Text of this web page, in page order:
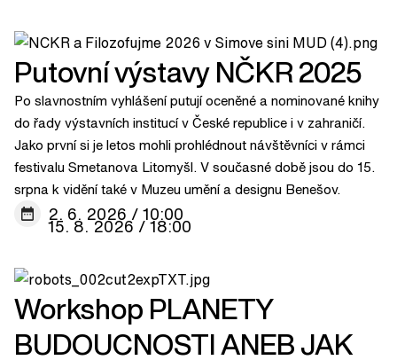
Putovní výstavy NČKR 2025
Po slavnostním vyhlášení putují oceněné a nominované knihy
do řady výstavních institucí v České republice i v zahraničí.
Jako první si je letos mohli prohlédnout návštěvníci v rámci
festivalu Smetanova Litomyšl. V současné době jsou do 15.
srpna k vidění také v Muzeu umění a designu Benešov.
2. 6. 2026 / 10:00
15. 8. 2026 / 18:00
Workshop PLANETY
BUDOUCNOSTI ANEB JAK